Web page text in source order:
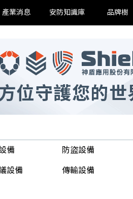
產業消息 安防知識庫 品牌樹
備 防盜設備
設備 傳輸設備